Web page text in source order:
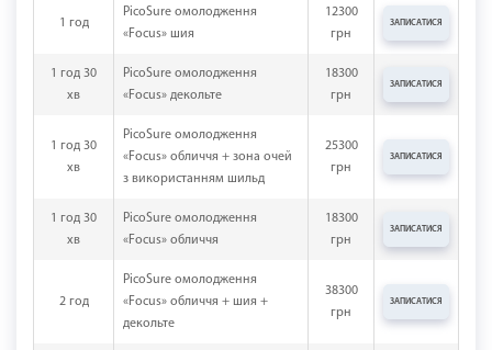
1 год
PicoSure омолодження
«Focus» шия
12300
грн
ЗАПИСАТИСЯ
1 год 30
хв
PicoSure омолодження
«Focus» декольте
18300
грн
ЗАПИСАТИСЯ
1 год 30
хв
PicoSure омолодження
«Focus» обличчя + зона очей
з використанням шильд
25300
грн
ЗАПИСАТИСЯ
1 год 30
хв
PicoSure омолодження
«Focus» обличчя
18300
грн
ЗАПИСАТИСЯ
2 год
PicoSure омолодження
«Focus» обличчя + шия +
декольте
38300
грн
ЗАПИСАТИСЯ